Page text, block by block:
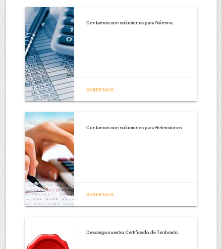
Contamos con soluciones para Nómina.
SABER MAS...
Contamos con soluciones para Retenciones.
SABER MAS...
Descarga nuestro Certificado de Timbrado.